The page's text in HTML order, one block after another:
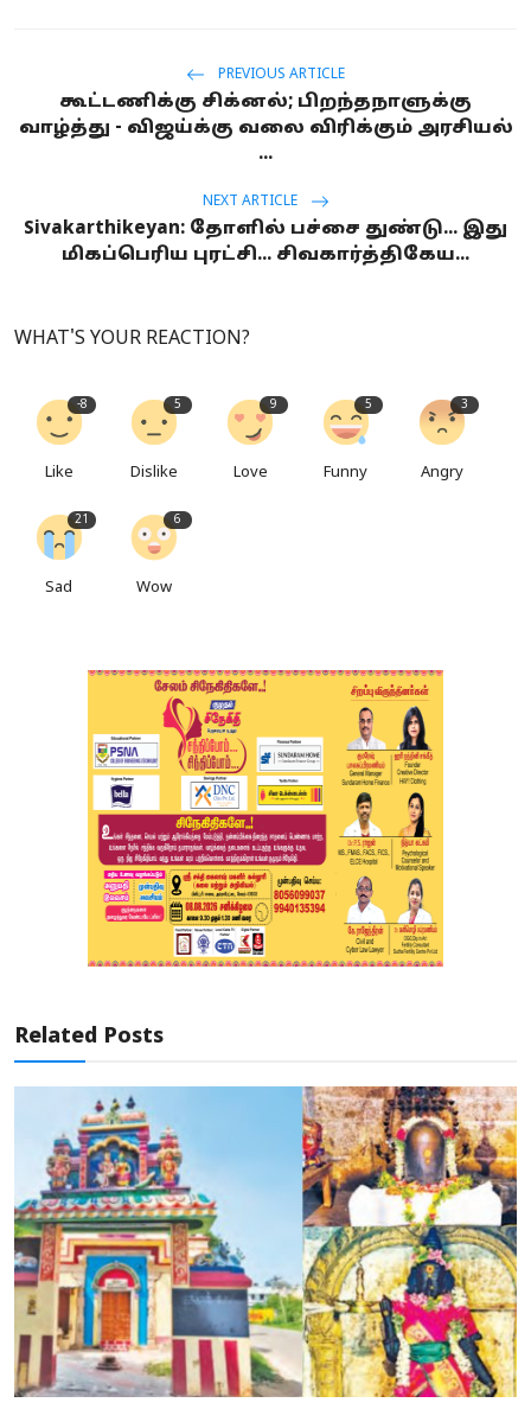
PREVIOUS ARTICLE
கூட்டணிக்கு சிக்னல்; பிறந்தநாளுக்கு
வாழ்த்து - விஜய்க்கு வலை விரிக்கும் அரசியல்
...
NEXT ARTICLE
Sivakarthikeyan: தோளில் பச்சை துண்டு... இது
மிகப்பெரிய புரட்சி... சிவகார்த்திகேய...
WHAT'S YOUR REACTION?
-8
Like
5
Dislike
9
Love
5
Funny
3
Angry
21
Sad
6
Wow
Related Posts